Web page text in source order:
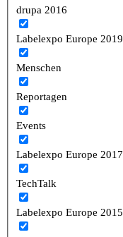
drupa 2016
Labelexpo Europe 2019
Menschen
Reportagen
Events
Labelexpo Europe 2017
TechTalk
Labelexpo Europe 2015